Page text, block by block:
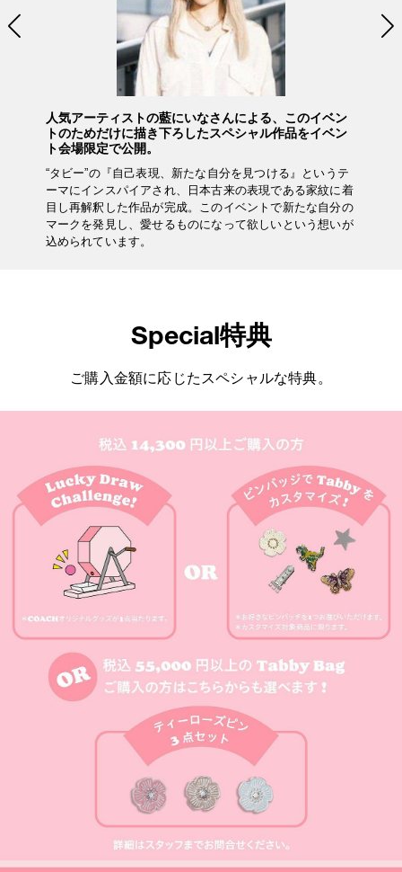
人気アーティストの藍にいなさんによる、このイベン
トのためだけに描き下ろしたスペシャル作品をイベン
ト会場限定で公開。
“タビー”の『自己表現、新たな自分を見つける』というテ
ーマにインスパイアされ、日本古来の表現である家紋に着
目し再解釈した作品が完成。このイベントで新たな自分の
マークを発見し、愛せるものになって欲しいという想いが
込められています。
Special特典
ご購入金額に応じたスペシャルな特典。